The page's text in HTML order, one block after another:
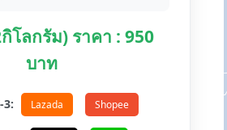
โลกรัม) ราคา : 950
บาท
3: Lazada Shopee